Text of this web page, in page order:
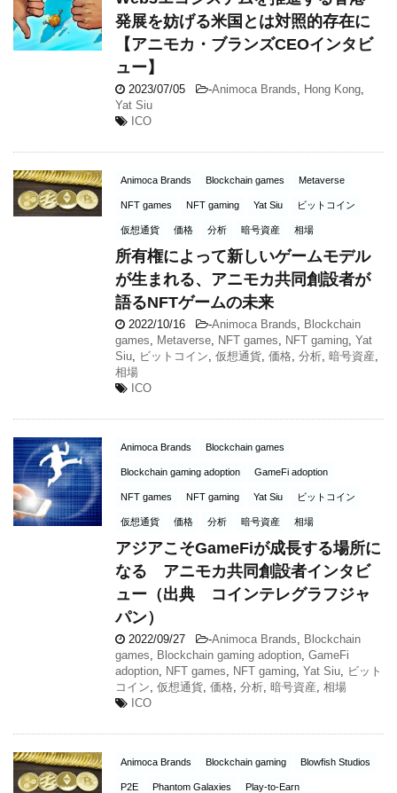
発展を妨げる米国とは対照的存在に
【アニモカ・ブランズCEOインタビ
ュー】
2023/07/05 -Animoca Brands Hong Kong
Yat Siu
ICO
Animoca Brands Blockchain games Metaverse
NFT games NFT gaming Yat Siu ビットコイン
仮想通貨 価格 分析 暗号資産 相場
所有権によって新しいゲームモデル
が生まれる、アニモカ共同創設者が
語るNFTゲームの未来
2022/10/16 -Animoca Brands
Blockchain
games
Metaverse NFT games NFT gaming Yat
Siu
ビットコイン 仮想通貨 価格 分析 暗号資産
相場
ICO
Animoca Brands Blockchain games
Blockchain gaming adoption GameFi adoption
NFT games NFT gaming Yat Siu ビットコイン
仮想通貨 価格 分析 暗号資産 相場
アジアこそGameFiが成長する場所に
なる アニモカ共同創設者インタビ
ュー（出典 コインテレグラフジャ
パン）
2022/09/27 -Animoca Brands
Blockchain
games
Blockchain gaming adoption GameFi
adoption NFT games NFT gaming Yat Siu
ビット
コイン 仮想通貨 価格 分析 暗号資産 相場
ICO
Animoca Brands Blockchain gaming Blowfish Studios
P2E Phantom Galaxies Play-to-Earn